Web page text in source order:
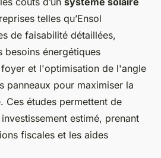
telles qu’Ensol
de faisabilité détaillées,
besoins énergétiques
et l'optimisation de l'angle
panneaux pour maximiser la
Ces études permettent de
estimé, prenant
fiscales et les aides